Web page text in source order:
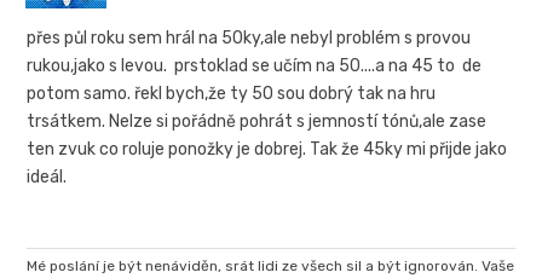
přes půl roku sem hrál na 50ky,ale nebyl problém s provou
rukou,jako s levou. prstoklad se učím na 50....a na 45 to de
potom samo. řekl bych,že ty 50 sou dobrý tak na hru
trsátkem. Nelze si pořádně pohrát s jemností tónů,ale zase
ten zvuk co roluje ponožky je dobrej. Tak že 45ky mi přijde jako
ideál.
Mé poslání je být nenáviděn, srát lidi ze všech sil a být ignorován. Vaše